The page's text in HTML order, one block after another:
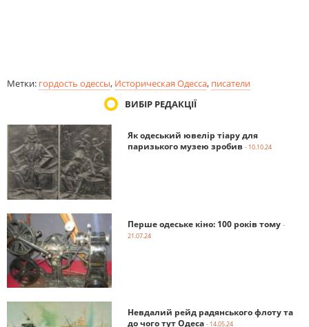
Метки: гордость одессы, Историческая Одесса, писатели
ВИБІР РЕДАКЦІЇ
Як одеський ювелір тіару для
паризького музею зробив - 10.10.24
Перше одеське кіно: 100 років тому -
21.07.24
Невдалий рейд радянського флоту та
до чого тут Одеса - 14.05.24